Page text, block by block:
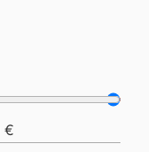
€